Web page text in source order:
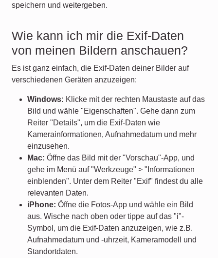
speichern und weitergeben.
Wie kann ich mir die Exif-Daten
von meinen Bildern anschauen?
Es ist ganz einfach, die Exif-Daten deiner Bilder auf
verschiedenen Geräten anzuzeigen:
Windows: Klicke mit der rechten Maustaste auf das
Bild und wähle "Eigenschaften". Gehe dann zum
Reiter "Details", um die Exif-Daten wie
Kamerainformationen, Aufnahmedatum und mehr
einzusehen.
Mac: Öffne das Bild mit der "Vorschau"-App, und
gehe im Menü auf "Werkzeuge" > "Informationen
einblenden". Unter dem Reiter "Exif" findest du alle
relevanten Daten.
iPhone: Öffne die Fotos-App und wähle ein Bild
aus. Wische nach oben oder tippe auf das "i"-
Symbol, um die Exif-Daten anzuzeigen, wie z.B.
Aufnahmedatum und -uhrzeit, Kameramodell und
Standortdaten.